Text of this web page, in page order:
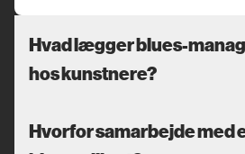
Hvad lægger blues-
hos kunstnere?
Hvorfor samarbejde med